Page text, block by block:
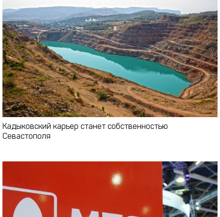
Кадыковский карьер станет собственностью
Севастополя